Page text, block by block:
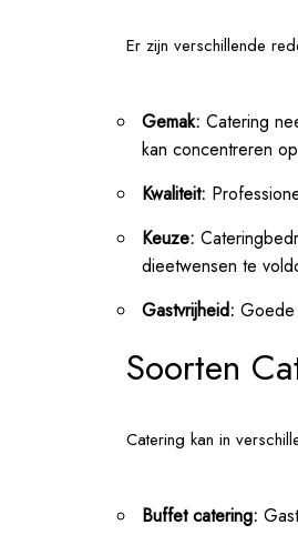
Er zijn verschillende
Gemak: Catering
kan concentreren
Kwaliteit:
Keuze:
dieetwensen te
Gastvrijheid: Goede
Soorten
Catering kan in
Buffet catering: